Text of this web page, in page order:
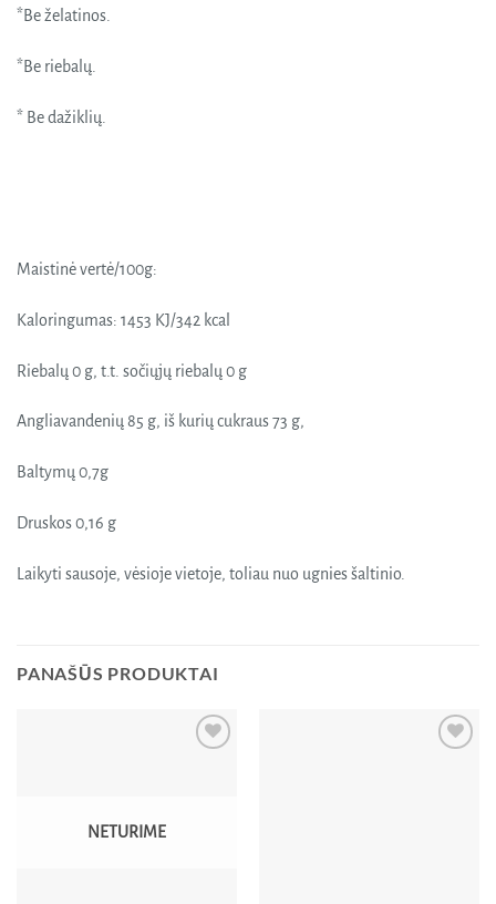
*Be želatinos.
*Be riebalų.
* Be dažiklių.
Maistinė vertė/100g:
Kaloringumas: 1453 KJ/342 kcal
Riebalų 0 g, t.t. sočiųjų riebalų 0 g
Angliavandenių 85 g, iš kurių cukraus 73 g,
Baltymų 0,7g
Druskos 0,16 g
Laikyti sausoje, vėsioje vietoje, toliau nuo ugnies šaltinio.
PANAŠŪS PRODUKTAI
NETURIME